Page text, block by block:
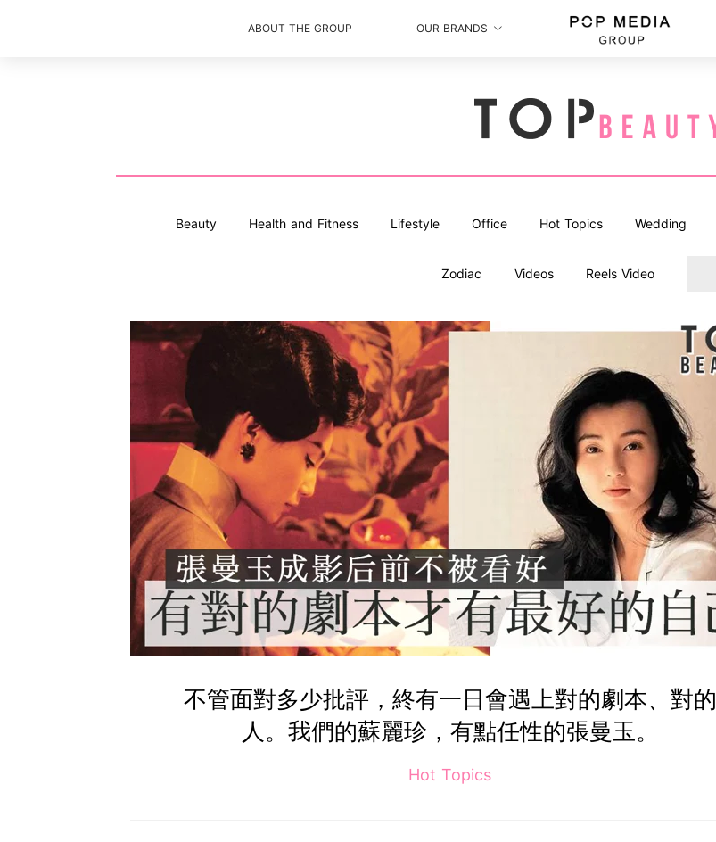
ABOUT THE GROUP OUR BRANDS
Beauty Health and Fitness Lifestyle Office Hot Topics Wedding
Zodiac Videos Reels Video
不管面對多少批評，終有一日會遇上對的劇本、對的
人。我們的蘇麗珍，有點任性的張曼玉。
Hot Topics